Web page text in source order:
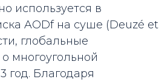
используется в
AODf на суше (Deuzé et
глобальные
многоугольной
год. Благодаря